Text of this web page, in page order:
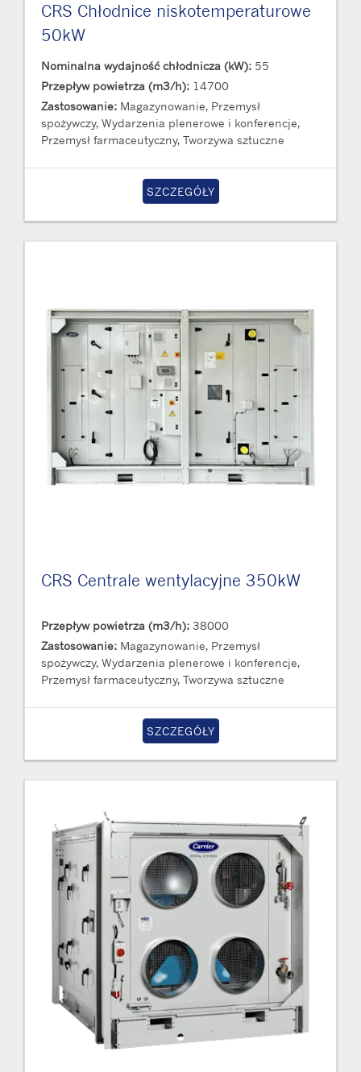
CRS Chłodnice niskotemperaturowe
50kW
Nominalna wydajność chłodnicza (kW): 55
Przepływ powietrza (m3/h): 14700
Zastosowanie: Magazynowanie, Przemysł
spożywczy, Wydarzenia plenerowe i konferencje,
Przemysł farmaceutyczny, Tworzywa sztuczne
SZCZEGÓŁY
CRS Centrale wentylacyjne 350kW
Przepływ powietrza (m3/h): 38000
Zastosowanie: Magazynowanie, Przemysł
spożywczy, Wydarzenia plenerowe i konferencje,
Przemysł farmaceutyczny, Tworzywa sztuczne
SZCZEGÓŁY